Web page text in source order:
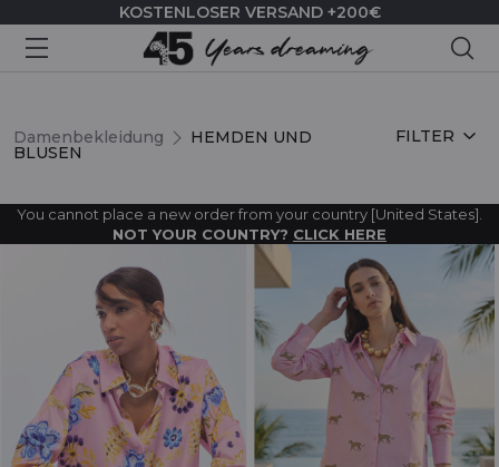
KOSTENLOSER VERSAND +200€
Damenbekleidung HEMDEN UND
BLUSEN
HEMDEN UND BLUSEN FILTER
You cannot place a new order from your country [United States].
NOT YOUR COUNTRY? CLICK HERE